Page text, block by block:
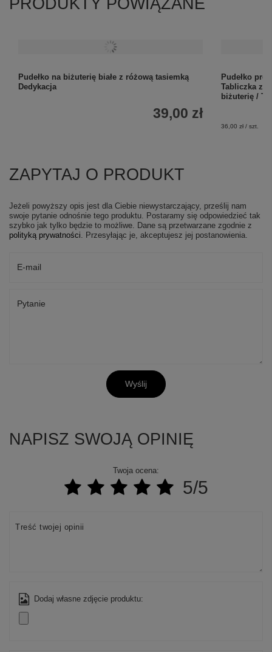
Pudełko na biżuterię białe z różową tasiemką
Dedykacja
39,00 zł
Pudełko
Tabliczka z
biżuterię /
36,00 zł / szt.
ZAPYTAJ O PRODUKT
Jeżeli powyższy opis jest dla Ciebie niewystarczający, prześlij nam
swoje pytanie odnośnie tego produktu. Postaramy się odpowiedzieć tak
szybko jak tylko będzie to możliwe. Dane są przetwarzane zgodnie z
polityką prywatności . Przesyłając je, akceptujesz jej postanowienia.
E-mail
Pytanie
Wyślij
NAPISZ SWOJĄ OPINIĘ
Twoja ocena:
5/5
Treść twojej opinii
Dodaj własne zdjęcie produktu: